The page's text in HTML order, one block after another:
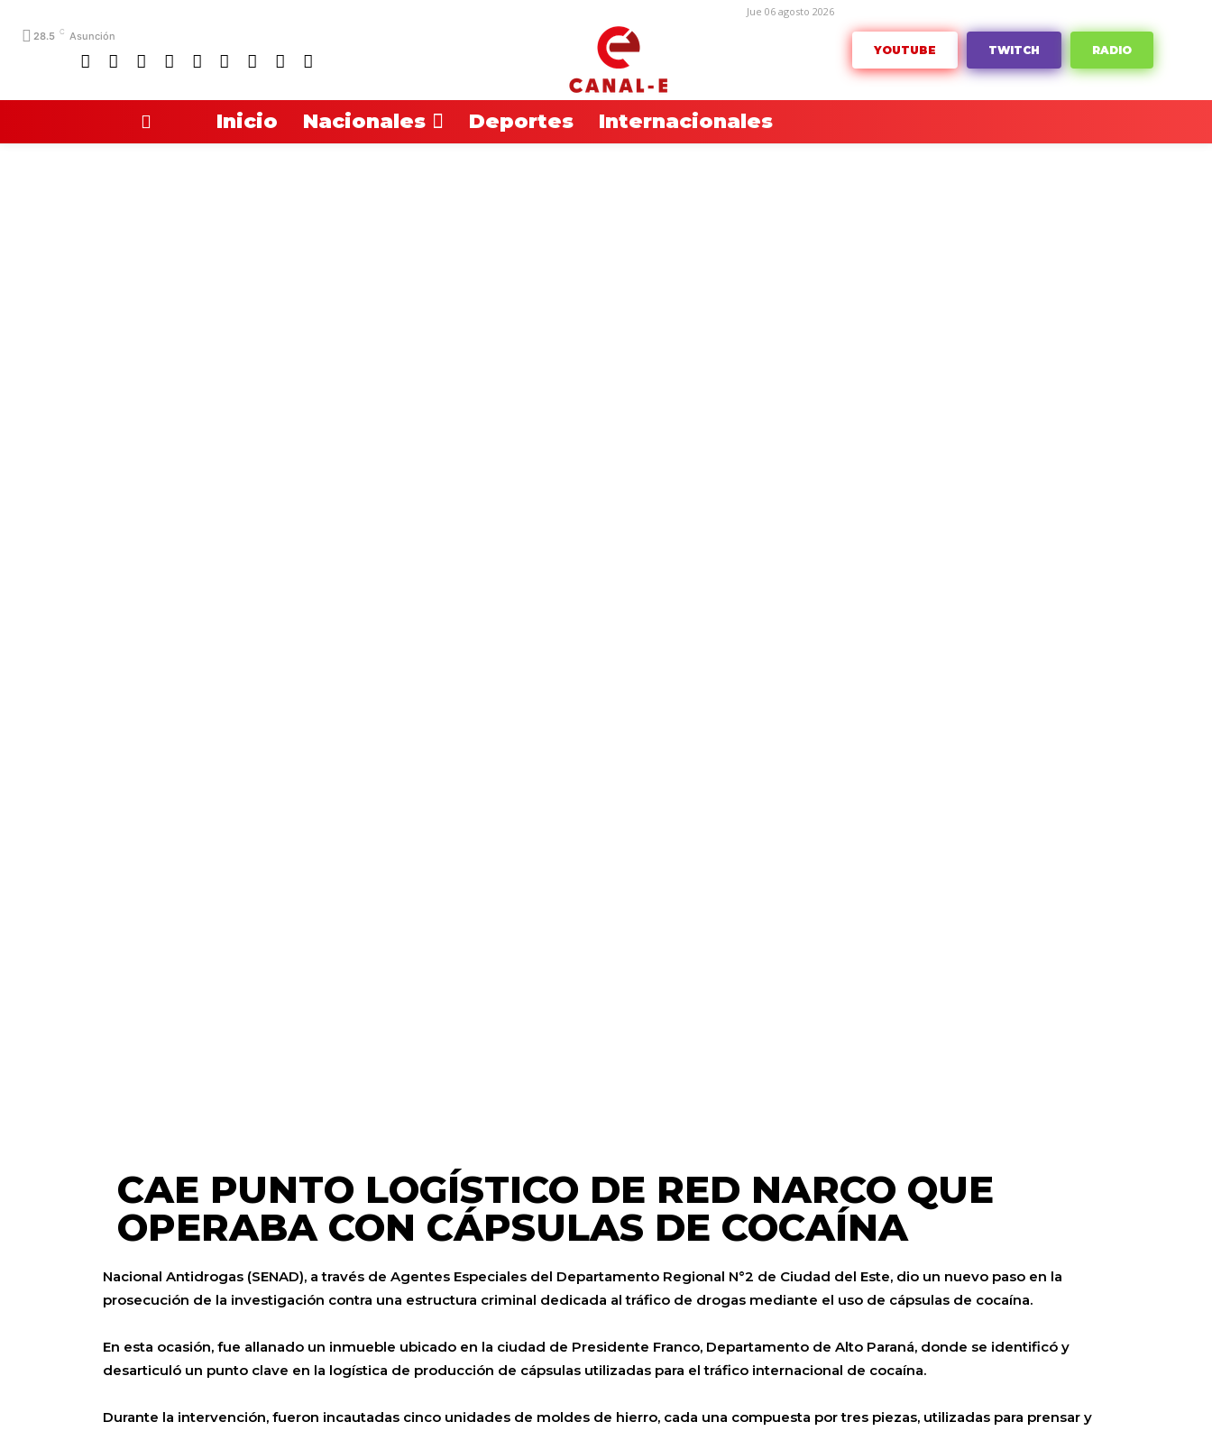
28.5 C Asunción
Jue 06 agosto 2026
YOUTUBE TWITCH RADIO
Inicio Nacionales Deportes Internacionales
CAE PUNTO LOGÍSTICO DE RED NARCO QUE
OPERABA CON CÁPSULAS DE COCAÍNA
Nacional Antidrogas (SENAD), a través de Agentes Especiales del Departamento Regional N°2 de Ciudad del Este, dio un nuevo paso en la
prosecución de la investigación contra una estructura criminal dedicada al tráfico de drogas mediante el uso de cápsulas de cocaína.
En esta ocasión, fue allanado un inmueble ubicado en la ciudad de Presidente Franco, Departamento de Alto Paraná, donde se identificó y
desarticuló un punto clave en la logística de producción de cápsulas utilizadas para el tráfico internacional de cocaína.
Durante la intervención, fueron incautadas cinco unidades de moldes de hierro, cada una compuesta por tres piezas, utilizadas para prensar y